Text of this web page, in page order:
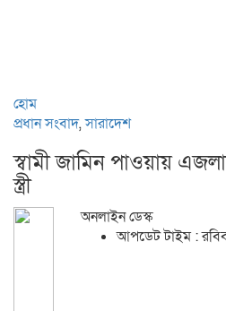
হোম
প্রধান সংবাদ,সারাদেশ
স্বামী জামিন পাওয়ায়
স্ত্রী
অনলাইন ডেস্ক
আপডেট টাইম :